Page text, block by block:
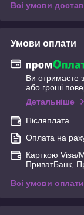
Всі умови
Умови оплати
Ви отримаєте
або гроші
Детальніше
Післяплата
Оплата на
Карткою Visa/
ПриватБанк,
Всі умови оплати